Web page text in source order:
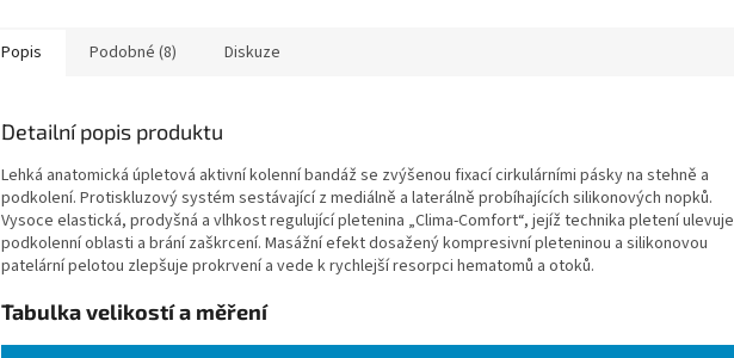
Popis Podobné (8) Diskuze
Detailní popis produktu
Lehká anatomická úpletová aktivní kolenní bandáž se zvýšenou fixací cirkulárními pásky na stehně a
podkolení. Protiskluzový systém sestávající z mediálně a laterálně probíhajících silikonových nopků.
Vysoce elastická, prodyšná a vlhkost regulující pletenina „Clima-Comfort“, jejíž technika pletení ulevuje
podkolenní oblasti a brání zaškrcení. Masážní efekt dosažený kompresivní pleteninou a silikonovou
patelární pelotou zlepšuje prokrvení a vede k rychlejší resorpci hematomů a otoků.
Tabulka velikostí a měření